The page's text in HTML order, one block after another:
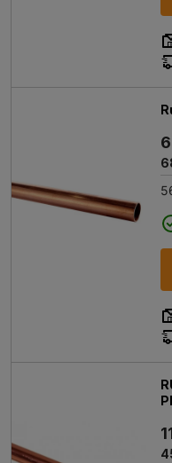
Rury miedziane są
budowlanych, gdzie ich
zapewniają wysoką
działania. Najczęściej
Instalacjach
bezpieczeństwo
minimalizuje
rygorystyczne
Systemach
centralnego
podłogowego,
i ciśnienia.
ciepła z
użycie wynika z
oraz odporności
zapewniają
chłodniczych.